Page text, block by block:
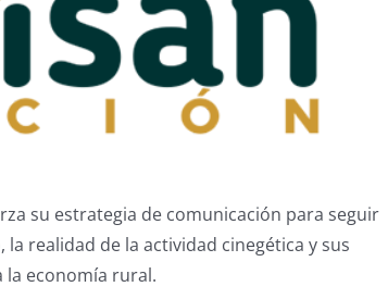
su estrategia de comunicación para seguir
realidad de la actividad cinegética y sus
la economía rural.